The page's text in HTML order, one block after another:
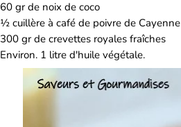
60 gr de noix de coco
½ cuillère à café de poivre de Cayenne
300 gr de crevettes royales fraîches
Environ. 1 litre d'huile végétale.